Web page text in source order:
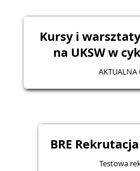
Kursy i
na UKSW w
AKTUALNA
BRE
Testowa